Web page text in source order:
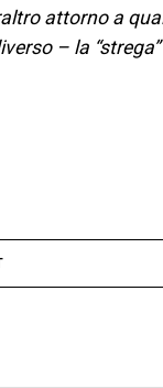
attorno a
– la